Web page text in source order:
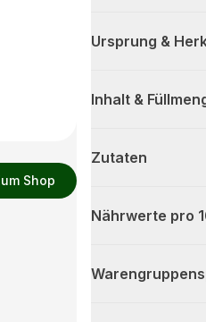
Shop
Ursprung &
Inhalt &
Zutaten
Nährwerte pro